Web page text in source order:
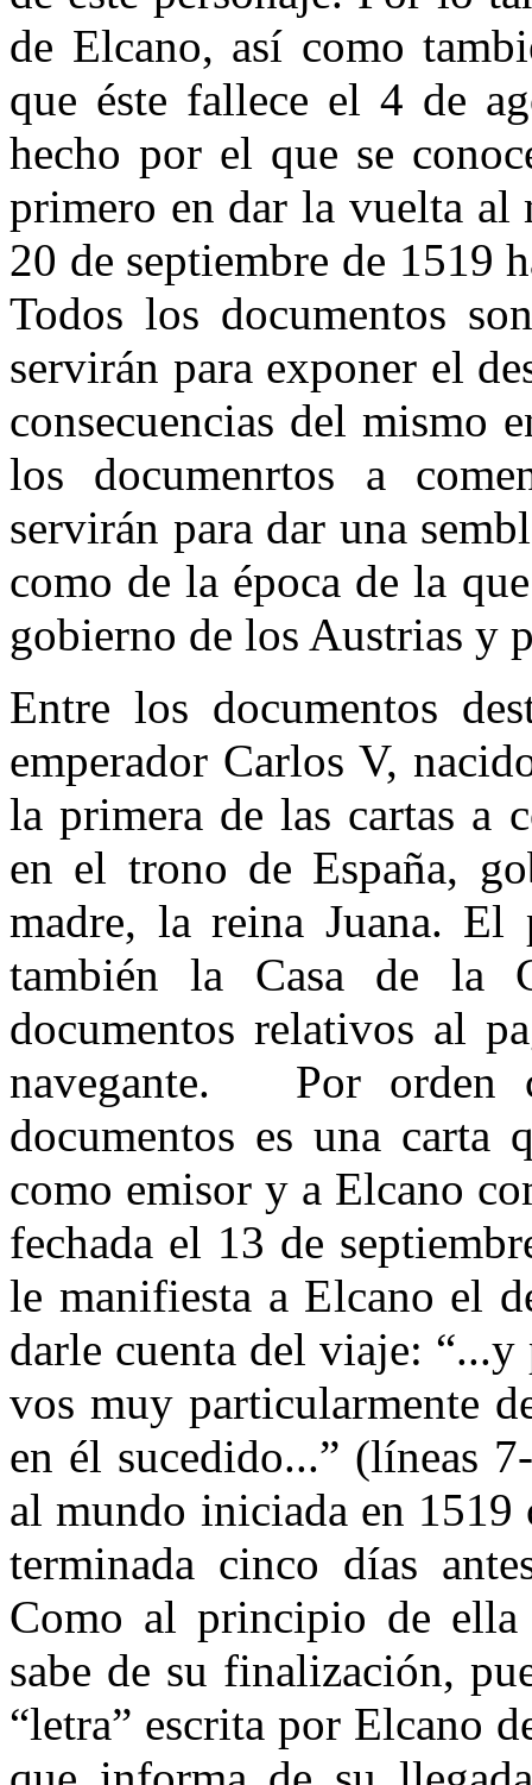
de Elcano, así como
que éste fallece el 4 de
hecho por el que se
primero en dar la vuelta al
20 de septiembre de 1519
Todos los documentos
servirán para exponer el
consecuencias del
los documenrtos a
servirán para dar una
como de la época de la
gobierno de los Austrias y
Entre los documentos
emperador Carlos V,
la primera de las cartas a
en el trono de España,
madre, la reina Juana.
también la Casa de la
documentos relativos al
navegante. Por orden
documentos es una carta
como emisor y a Elcano
fechada el 13 de
le manifiesta a Elcano el
darle cuenta del viaje:
vos muy particularmente
en él sucedido...” (líneas
al mundo iniciada en
terminada cinco días
Como al principio de ella
sabe de su finalización,
“letra” escrita por Elcano